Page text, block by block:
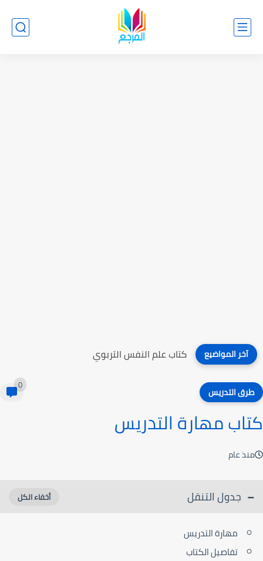
آخر المواضيع كتاب غير أفكارك وأحدث تغييرا دائما
طرق التدريس 0
كتاب مهارة التدريس
منذ عام
جدول التنقل
مهارة التدريس
تفاصيل الكتاب